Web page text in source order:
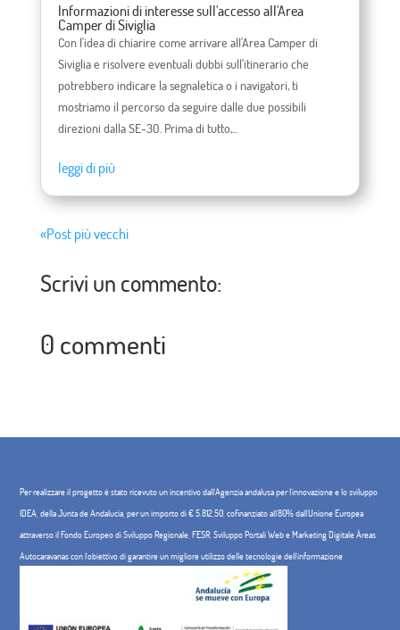
Informazioni di interesse sull'accesso all'Area
Camper di Siviglia
Con l'idea di chiarire come arrivare all'Area Camper di
Siviglia e risolvere eventuali dubbi sull'itinerario che
potrebbero indicare la segnaletica o i navigatori, ti
mostriamo il percorso da seguire dalle due possibili
direzioni dalla SE-30. Prima di tutto,...
leggi di più
«Post più vecchi
Scrivi un commento:
0 commenti
Per realizzare il progetto è stato ricevuto un incentivo dall'Agenzia andalusa per l'innovazione e lo sviluppo
IDEA, della Junta de Andalucía, per un importo di € 5.812,50, cofinanziato all'80% dall'Unione Europea
attraverso il Fondo Europeo di Sviluppo Regionale, FESR. Sviluppo Portali Web e Marketing Digitale Áreas
Autocaravanas con l'obiettivo di garantire un migliore utilizzo delle tecnologie dell'informazione